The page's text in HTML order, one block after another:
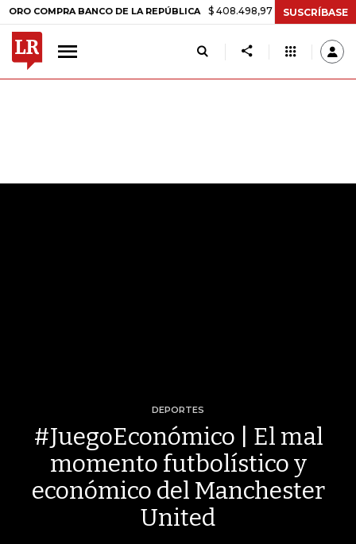
BANCO DE LA REPÚBLICA $ 408.498,97 +$ 8.753,81 +2,19%
SUSCRÍBASE
DEPORTES
#JuegoEconómico | El mal
momento futbolístico y
económico del Manchester
United